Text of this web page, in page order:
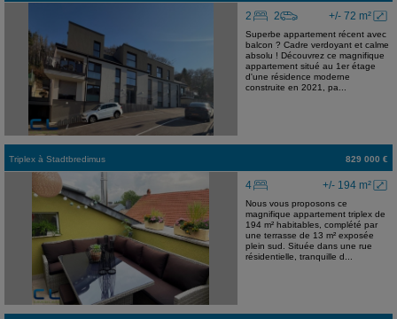
+/- 72 m²
2 2
Superbe appartement récent avec
balcon ? Cadre verdoyant et calme
absolu ! Découvrez ce magnifique
appartement situé au 1er étage
d'une résidence moderne
construite en 2021, pa...
Triplex à Stadtbredimus 829 000 €
+/- 194 m²
4
Nous vous proposons ce
magnifique appartement triplex de
194 m² habitables, complété par
une terrasse de 13 m² exposée
plein sud. Située dans une rue
résidentielle, tranquille d...